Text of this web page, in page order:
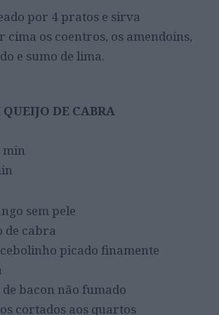
por 4 pratos e sirva
cima os coentros, os amendoins,
e sumo de lima.
DE CABRA
min
sem pele
de cabra
picado finamente
bacon não fumado
cortados aos quartos